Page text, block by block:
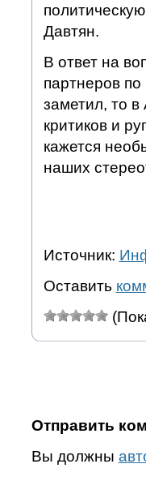
Давтян.
В ответ на
партнеров
заметил, то
критиков и
кажется
наших
Источник:
Оставить
Отправить
Вы должны